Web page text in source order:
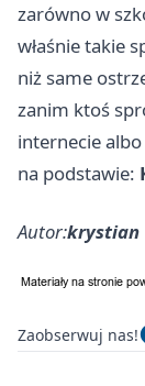
zarówno w
właśnie takie
niż same
zanim ktoś
internecie
na podstawie:
Autor:krystian
Zaobserwuj nas!